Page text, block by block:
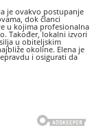
je ovakvo postupanje
dok članci
u kojima profesionalna
Također, lokalni izvori
u obiteljskim
okoline. Elena je
i osigurati da